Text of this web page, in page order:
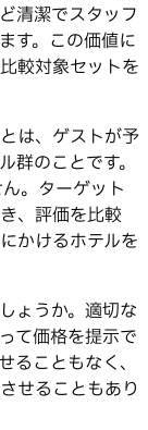
清潔でスタッフ
す。この価値に
較対象セットを
は、ゲストが予
のことです。
。ターゲット
、評価を比較
かけるホテルを
ょうか。適切な
て価格を提示で
ることもなく、
せることもあり